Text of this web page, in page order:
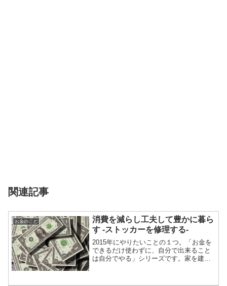
関連記事
お金のこと
消費を減らし工夫して豊かに暮ら
す -ストッカーを修理する-
2015年にやりたいことの１つ。「お金を
できるだけ使わずに、自分で出来ること
は自分でやる」シリーズです。家を建て